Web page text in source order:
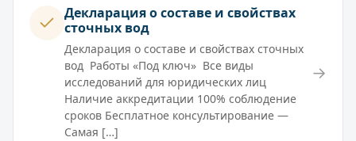
Декларация о составе и свойствах
сточных вод
Декларация о составе и свойствах сточных
вод Работы «Под ключ» Все виды
исследований для юридических лиц
Наличие аккредитации 100% соблюдение
сроков Бесплатное консультирование —
Самая […]
→